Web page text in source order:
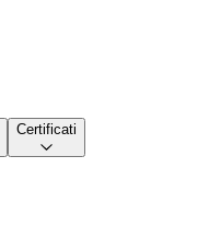
Certificati